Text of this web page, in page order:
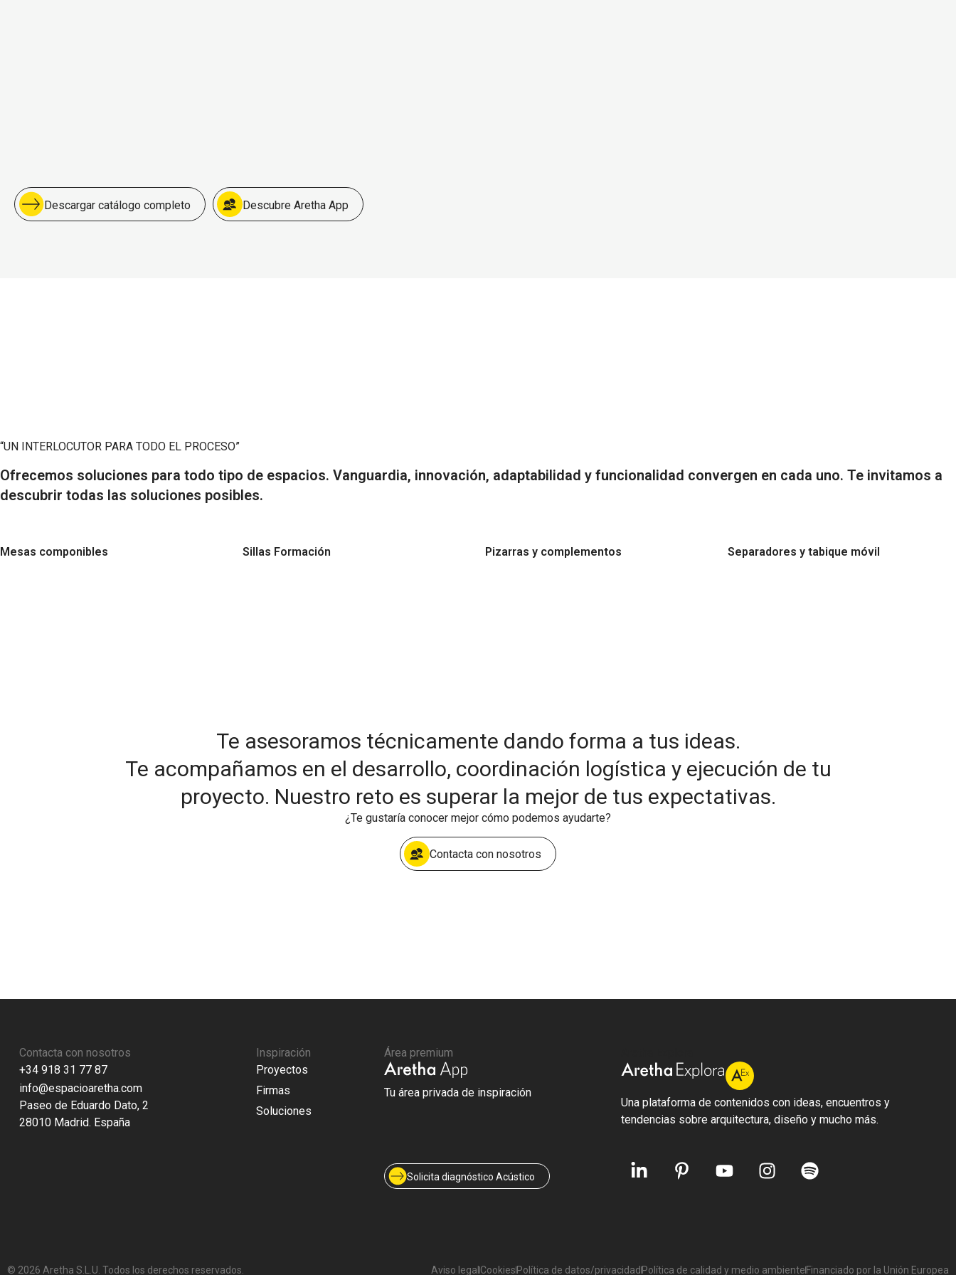
Descargar catálogo completo Descubre Aretha App
“UN INTERLOCUTOR PARA TODO EL PROCESO”
Ofrecemos soluciones para todo tipo de espacios. Vanguardia, innovación, adaptabilidad y funcionalidad convergen en cada uno. Te invitamos a
descubrir todas las soluciones posibles.
Mesas componibles Sillas Formación Pizarras y complementos Separadores y tabique móvil
Te asesoramos técnicamente dando forma a tus ideas.
Te acompañamos en el desarrollo, coordinación logística y ejecución de tu
proyecto. Nuestro reto es superar la mejor de tus expectativas.
¿Te gustaría conocer mejor cómo podemos ayudarte?
Contacta con nosotros
Contacta con nosotros
+34 918 31 77 87
info@espacioaretha.com
Paseo de Eduardo Dato, 2
28010 Madrid. España
Inspiración
Proyectos
Firmas
Soluciones
Área premium
Tu área privada de inspiración
Solicita diagnóstico Acústico
Una plataforma de contenidos con ideas, encuentros y
tendencias sobre arquitectura, diseño y mucho más.
© 2026 Aretha S.L.U. Todos los derechos reservados. Aviso legal Cookies Política de datos/privacidad Política de calidad y medio ambiente Financiado por la Unión Europea